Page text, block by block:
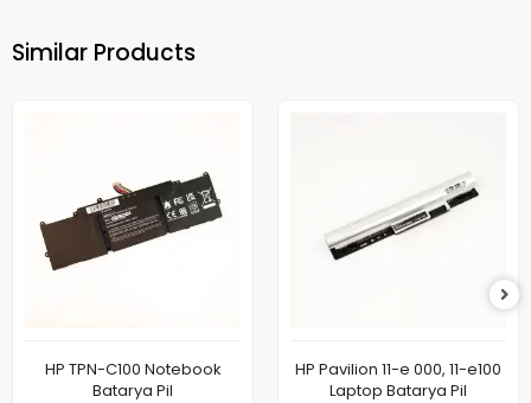
Similar Products
HP TPN-C100 Notebook
Batarya Pil
HP Pavilion 11-e 000, 11-e100
Laptop Batarya Pil